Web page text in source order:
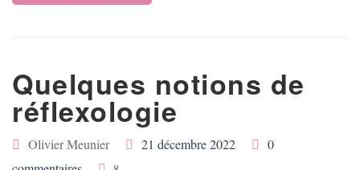
Quelques notions de
réflexologie
Olivier Meunier 21 décembre 2022
0